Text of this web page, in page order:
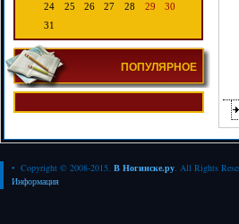
24
25 26 27 28 29
30
31
ПОПУЛЯРНОЕ
• Copyright © 2008-2015. В Ногинске.ру. All Rights
Информация